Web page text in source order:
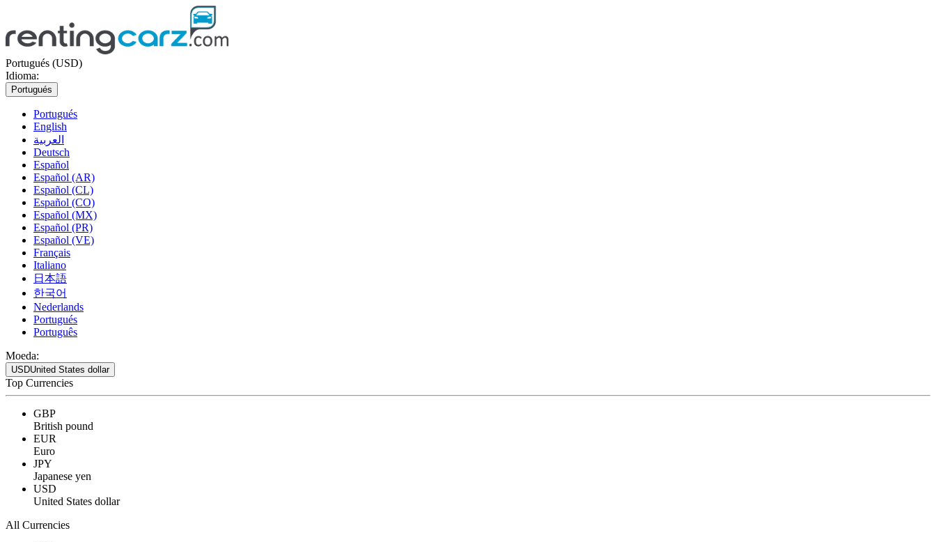
Portugués (USD)
Idioma:
Portugués
Portugués
English
العربية
Deutsch
Español
Español (AR)
Español (CL)
Español (CO)
Español (MX)
Español (PR)
Español (VE)
Français
Italiano
日本語
한국어
Nederlands
Portugués
Português
Moeda:
USDUnited States dollar
Top Currencies
GBP
British pound
EUR
Euro
JPY
Japanese yen
USD
United States dollar
All Currencies